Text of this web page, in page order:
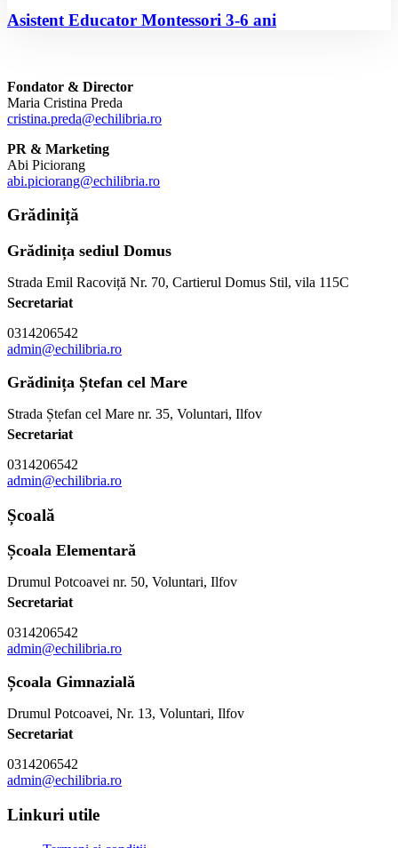
Asistent Educator Montessori 3-6 ani
Fondator & Director
Maria Cristina Preda
cristina.preda@echilibria.ro
PR & Marketing
Abi Piciorang
abi.piciorang@echilibria.ro
Grădiniță
Grădinița sediul Domus
Strada Emil Racoviță Nr. 70, Cartierul Domus Stil, vila 115C
Secretariat
0314206542
admin@echilibria.ro
Grădinița Ștefan cel Mare
Strada Ștefan cel Mare nr. 35, Voluntari, Ilfov
Secretariat
0314206542
admin@echilibria.ro
Școală
Școala Elementară
Drumul Potcoavei nr. 50, Voluntari, Ilfov
Secretariat
0314206542
admin@echilibria.ro
Școala Gimnazială
Drumul Potcoavei, Nr. 13, Voluntari, Ilfov
Secretariat
0314206542
admin@echilibria.ro
Linkuri utile